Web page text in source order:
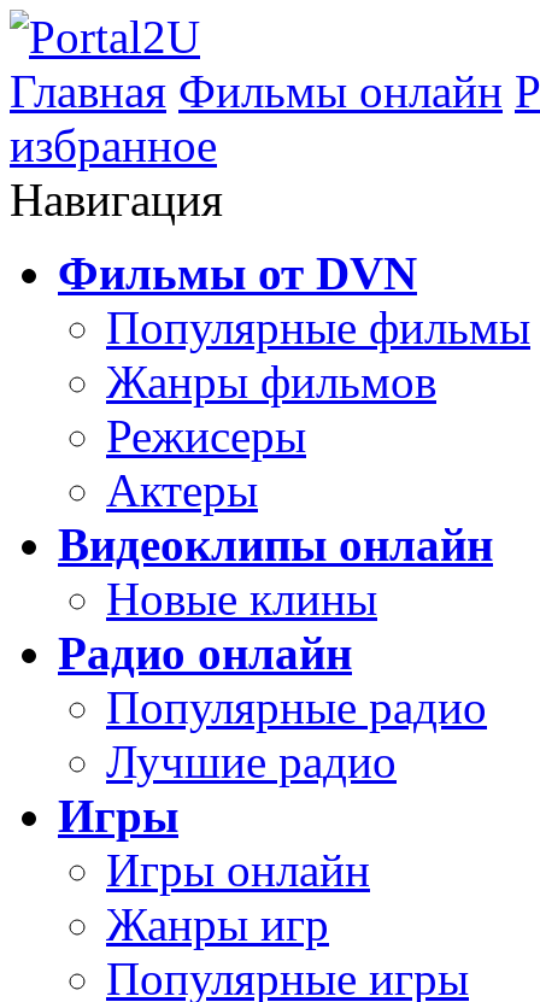
Главная Фильмы онлайн
избранное
Навигация
Фильмы от DVN
Популярные фильмы
Жанры фильмов
Режисеры
Актеры
Видеоклипы онлайн
Новые клины
Радио онлайн
Популярные радио
Лучшие радио
Игры
Игры онлайн
Жанры игр
Популярные игры